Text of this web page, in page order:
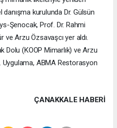
kurulunda Dr. Gülsün
Şenocak, Prof. Dr. Rahmi
ve Arzu Özsavaşcı yer aldı.
Dolu (KOOP Mimarlık) ve Arzu
Uygulama, ABMA Restorasyon
ÇANAKKALE HABERİ